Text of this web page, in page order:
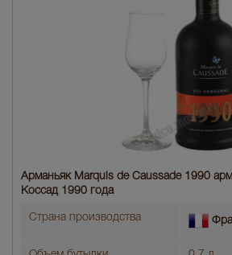
Арманьяк Marquis de Caussade 1990
Коссад 1990 года
Страна производства